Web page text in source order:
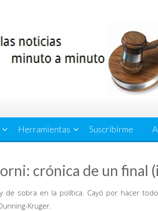
Herramientas Suscribirme
crónica de un final
de sobra en la política. Cayó por hacer
Kruger.